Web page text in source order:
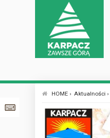
HOME › Aktualności ›